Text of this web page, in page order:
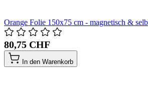
Orange Folie 150x75 cm - magnetisch &
80,75 CHF
In den Warenkorb